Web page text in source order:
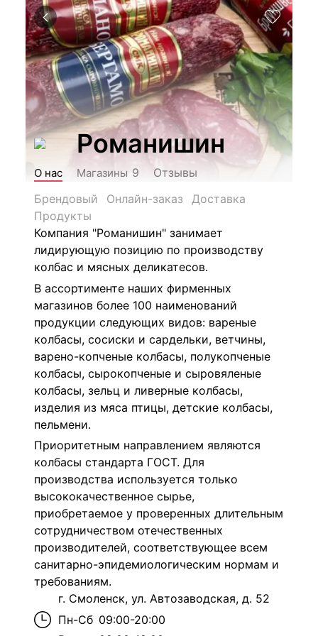
Романишин
О нас Магазины 9
Отзывы
Брендовый
Онлайн-заказ
Доставка
Продукты
Компания "Романишин" занимает
лидирующую позицию по производству
колбас и мясных деликатесов.
В ассортименте наших фирменных
магазинов более 100 наименований
продукции следующих видов: вареные
колбасы, сосиски и сардельки, ветчины,
варено-копченые колбасы, полукопченые
колбасы, сырокопченые и сыровяленые
колбасы, зельц и ливерные колбасы,
изделия из мяса птицы, детские колбасы,
пельмени.
Приоритетным направлением являются
колбасы стандарта ГОСТ. Для
производства используется только
высококачественное сырье,
приобретаемое у проверенных длительным
сотрудничеством отечественных
производителей, соответствующее всем
санитарно-эпидемиологическим нормам и
требованиям.
г. Смоленск, ул. Автозаводская, д. 52
Пн-Сб 09:00-20:00